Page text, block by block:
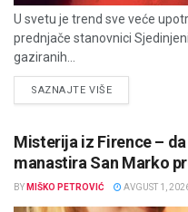
U svetu je trend sve veće
prednjače stanovnici
gaziranih...
SAZNAJTE VIŠEDETAILS
Misterija iz Firence –
manastira San Marko
BY MIŠKO PETROVIĆ AVGUST 1,